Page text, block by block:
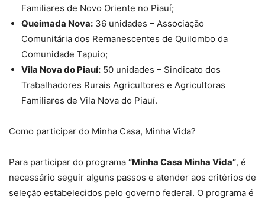
Familiares de Novo Oriente no Piauí;
Queimada Nova: 36 unidades – Associação
Comunitária dos Remanescentes de Quilombo da
Comunidade Tapuio;
Vila Nova do Piauí: 50 unidades – Sindicato dos
Trabalhadores Rurais Agricultores e Agricultoras
Familiares de Vila Nova do Piauí.
Como participar do Minha Casa, Minha Vida?
Para participar do programa “Minha Casa Minha Vida”, é
necessário seguir alguns passos e atender aos critérios de
seleção estabelecidos pelo governo federal. O programa é